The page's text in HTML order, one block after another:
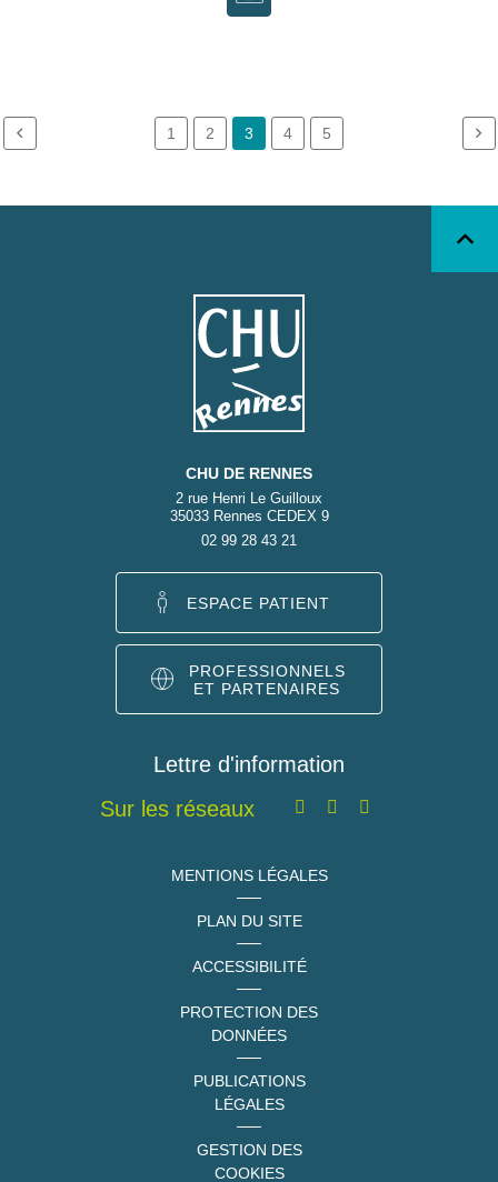
1 2 3 4 5
CHU DE RENNES
2 rue Henri Le Guilloux
35033 Rennes CEDEX 9
02 99 28 43 21
ESPACE PATIENT
PROFESSIONNELS
ET PARTENAIRES
Lettre d'information
Sur les réseaux
MENTIONS LÉGALES
PLAN DU SITE
ACCESSIBILITÉ
PROTECTION DES
DONNÉES
PUBLICATIONS
LÉGALES
GESTION DES
COOKIES